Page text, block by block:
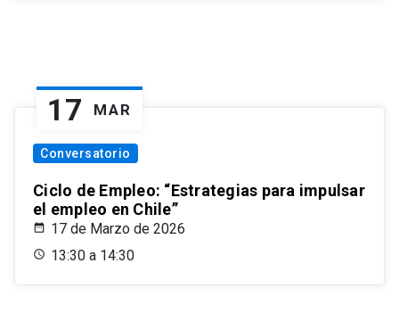
17 MAR
Conversatorio
Ciclo de Empleo: “Estrategias para impulsar
el empleo en Chile”
17 de Marzo de 2026
13:30 a 14:30